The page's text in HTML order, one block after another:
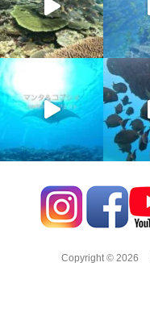
Copyright © 2026